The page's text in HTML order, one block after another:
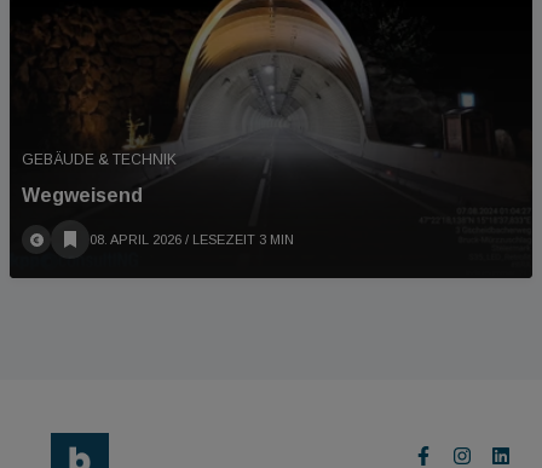
GEBÄUDE & TECHNIK
Wegweisend
08. APRIL 2026 / LESEZEIT 3 MIN